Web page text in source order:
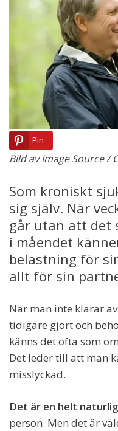
Pin
Bild av Image Source /
Som kroniskt
sig själv. När
går utan att det
i måendet
belastning för
allt för sin
När man inte klarar
tidigare gjort och
känns det ofta som
Det leder till att man
misslyckad.
Det är en helt
person. Men det är